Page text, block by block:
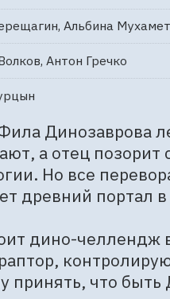
Альбина
Антон Гречко
Динозаврова
а отец
Но все
древний портал
дино-челлендж
что